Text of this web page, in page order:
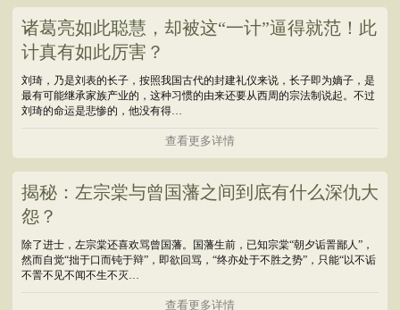
诸葛亮如此聪慧，却被这“一计”逼得就范！此
计真有如此厉害？
刘琦，乃是刘表的长子，按照我国古代的封建礼仪来说，长子即为嫡子，是
最有可能继承家族产业的，这种习惯的由来还要从西周的宗法制说起。不过
刘琦的命运是悲惨的，他没有得…
查看更多详情
揭秘：左宗棠与曾国藩之间到底有什么深仇大
怨？
除了进士，左宗棠还喜欢骂曾国藩。国藩生前，已知宗棠“朝夕诟詈鄙人”，
然而自觉“拙于口而钝于辩”，即欲回骂，“终亦处于不胜之势”，只能“以不诟
不詈不见不闻不生不灭…
查看更多详情